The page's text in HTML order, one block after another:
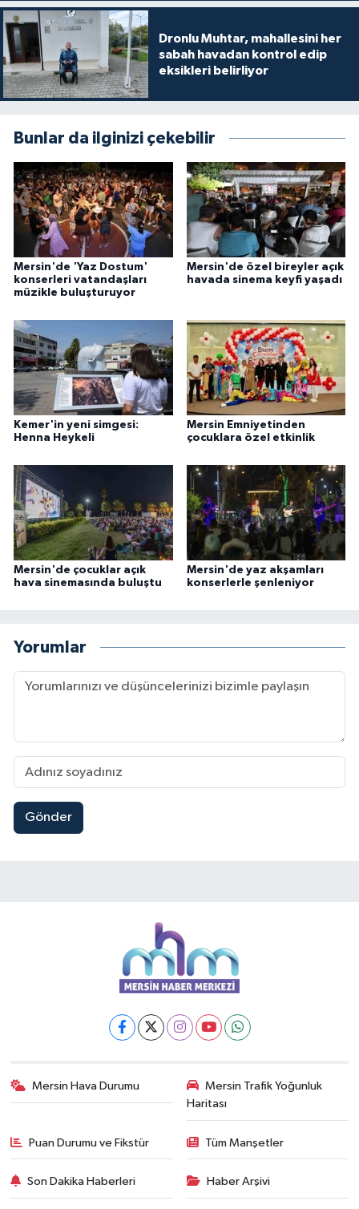
Dronlu Muhtar, mahallesini her
sabah havadan kontrol edip
eksikleri belirliyor
Bunlar da ilginizi çekebilir
Mersin'de 'Yaz Dostum'
konserleri vatandaşları
müzikle buluşturuyor
Mersin'de özel bireyler açık
havada sinema keyfi yaşadı
Kemer'in yeni simgesi:
Henna Heykeli
Mersin Emniyetinden
çocuklara özel etkinlik
Mersin'de çocuklar açık
hava sinemasında buluştu
Mersin'de yaz akşamları
konserlerle şenleniyor
Yorumlar
Gönder
Mersin Hava Durumu
Mersin Trafik Yoğunluk
Haritası
Puan Durumu ve Fikstür Tüm Manşetler
Son Dakika Haberleri Haber Arşivi